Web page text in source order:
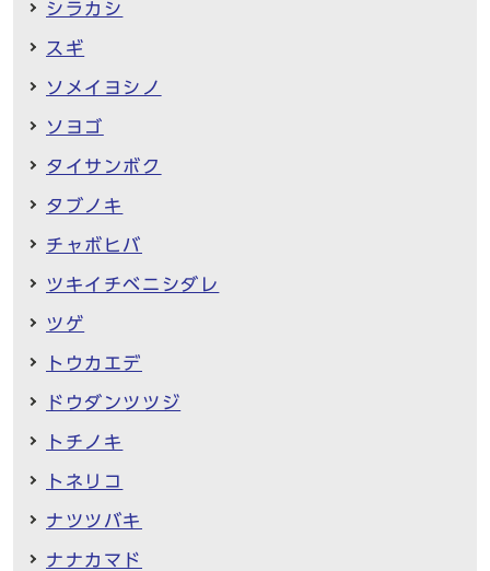
シラカシ
スギ
ソメイヨシノ
ソヨゴ
タイサンボク
タブノキ
チャボヒバ
ツキイチベニシダレ
ツゲ
トウカエデ
ドウダンツツジ
トチノキ
トネリコ
ナツツバキ
ナナカマド